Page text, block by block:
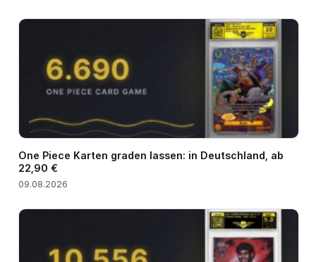
One Piece Karten graden lassen: in Deutschland, ab
22,90 €
09.08.2026